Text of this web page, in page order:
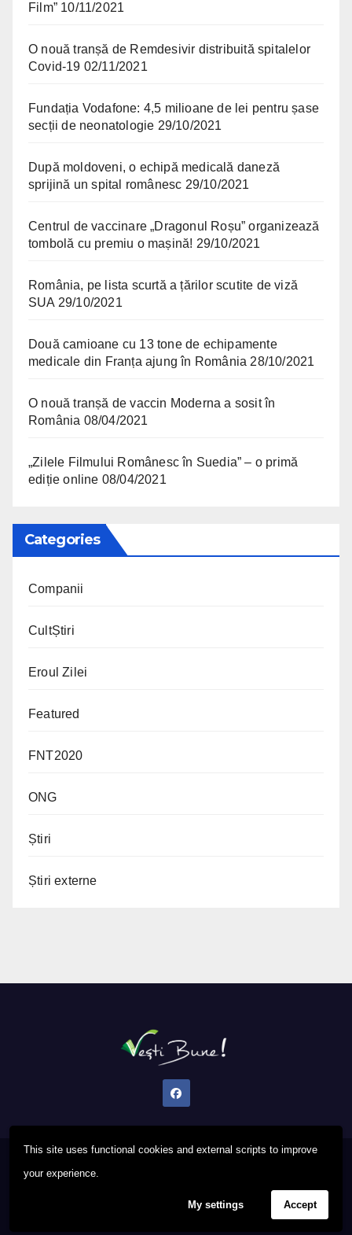
This site uses functional cookies and external scripts to improve
your experience.
My settings Accept
Film” 10/11/2021
O nouă tranșă de Remdesivir distribuită spitalelor
Covid-19 02/11/2021
Fundația Vodafone: 4,5 milioane de lei pentru șase
secții de neonatologie 29/10/2021
După moldoveni, o echipă medicală daneză
sprijină un spital românesc 29/10/2021
Centrul de vaccinare „Dragonul Roșu” organizează
tombolă cu premiu o mașină! 29/10/2021
România, pe lista scurtă a țărilor scutite de viză
SUA 29/10/2021
Două camioane cu 13 tone de echipamente
medicale din Franța ajung în România 28/10/2021
O nouă tranșă de vaccin Moderna a sosit în
România 08/04/2021
„Zilele Filmului Românesc în Suedia” – o primă
ediție online 08/04/2021
Categories
Companii
CultȘtiri
Eroul Zilei
Featured
FNT2020
ONG
Știri
Știri externe
Proudly powered by WordPress
Privacy PolicyFAQ